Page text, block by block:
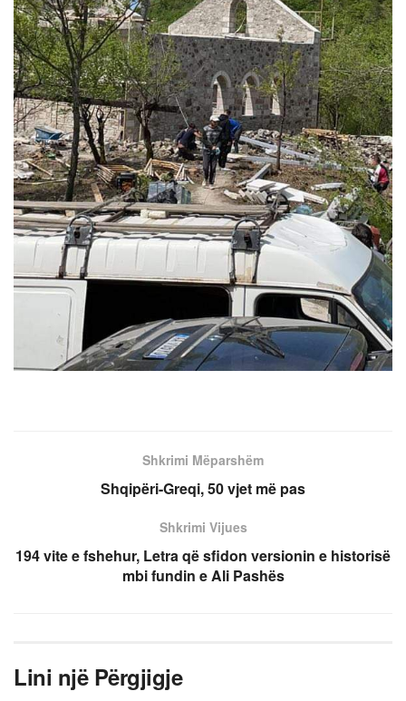
Shkrimi Mëparshëm
Shqipëri-Greqi, 50 vjet më pas
Shkrimi Vijues
194 vite e fshehur, Letra që sfidon versionin e historisë
mbi fundin e Ali Pashës
Lini një Përgjigje